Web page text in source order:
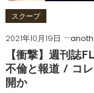
スクープ
2021年10月19日
【衝撃】週刊誌
不倫と報道 / コ
開か